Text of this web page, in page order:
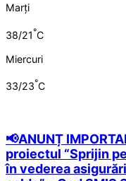
Marți
38/21°C
Miercuri
33/23°C
📢ANUNȚ
proiectul “Sprijin
în vederea